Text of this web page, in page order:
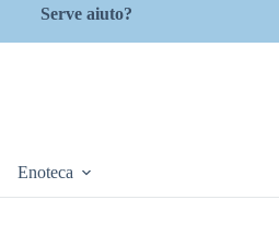
Serve aiuto?
Enoteca